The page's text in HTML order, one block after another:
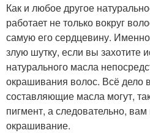
Как и любое другое
работает не только вокруг
самую его сердцевину.
злую шутку, если вы захотите
натурального масла
окрашивания волос. Всё дело
составляющие масла могут,
пигмент, а следовательно,
окрашивание.